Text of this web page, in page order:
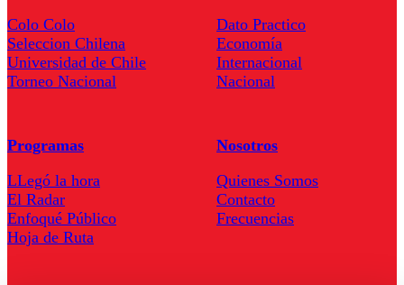
Colo Colo
Seleccion Chilena
Universidad de Chile
Torneo Nacional
Dato Practico
Economía
Internacional
Nacional
Programas
LLegó la hora
El Radar
Enfoqué Público
Hoja de Ruta
Nosotros
Quienes Somos
Contacto
Frecuencias